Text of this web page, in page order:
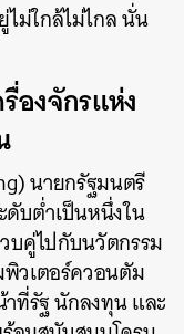
ม่ใกล้ไม่ไกล นั่น
องจักรแห่ง
นายกรัฐมนตรี
ดับต่ำเป็นหนึ่งใน
บคู่ไปกับนวัตกรรม
วเตอร์ควอนตัม
ที่รัฐ นักลงทุน และ